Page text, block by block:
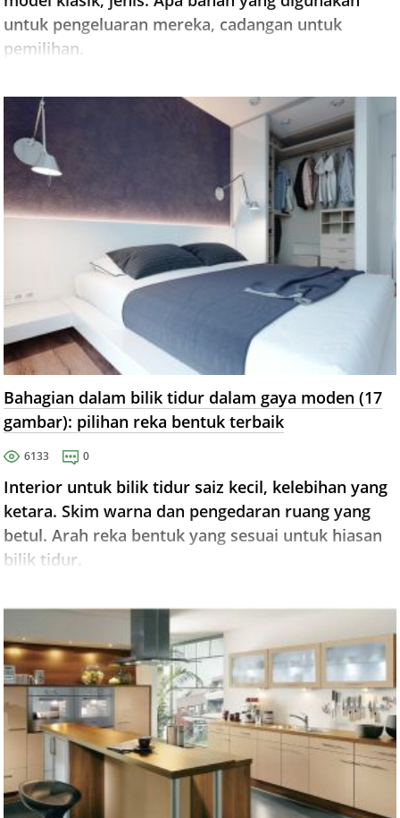
untuk pengeluaran mereka, cadangan untuk
pemilihan.
Bahagian dalam bilik tidur dalam gaya moden (17
gambar): pilihan reka bentuk terbaik
6133 0
Interior untuk bilik tidur saiz kecil, kelebihan yang
ketara. Skim warna dan pengedaran ruang yang
betul. Arah reka bentuk yang sesuai untuk hiasan
bilik tidur.